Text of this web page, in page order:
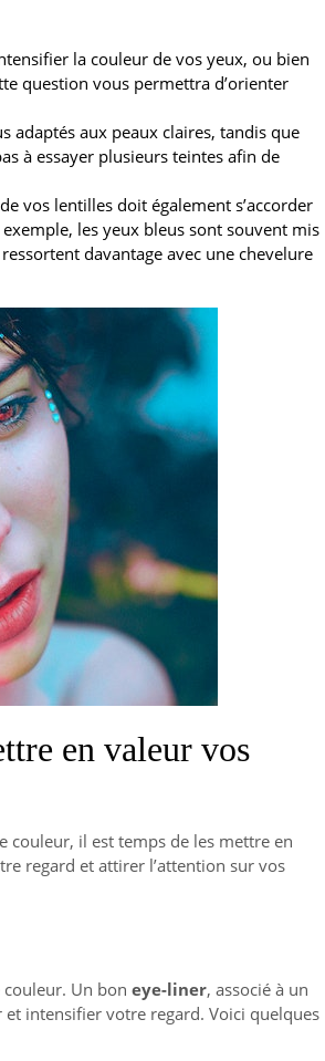
la couleur de vos yeux, ou bien
question vous permettra d’orienter
adaptés aux peaux claires, tandis que
à essayer plusieurs teintes afin de
vos lentilles doit également s’accorder
les yeux bleus sont souvent mis
davantage avec une chevelure
en valeur vos
couleur, il est temps de les mettre en
regard et attirer l’attention sur vos
couleur. Un bon eye-liner, associé à un
intensifier votre regard. Voici quelques